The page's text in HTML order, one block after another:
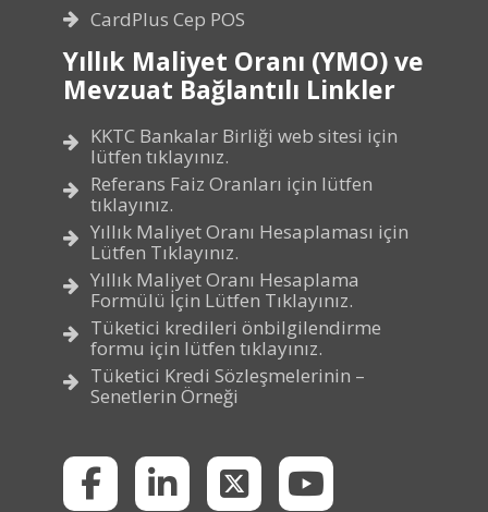
CardPlus Cep POS
Yıllık Maliyet Oranı (YMO) ve
Mevzuat Bağlantılı Linkler
KKTC Bankalar Birliği web sitesi için
lütfen tıklayınız.
Referans Faiz Oranları için lütfen
tıklayınız.
Yıllık Maliyet Oranı Hesaplaması için
Lütfen Tıklayınız.
Yıllık Maliyet Oranı Hesaplama
Formülü İçin Lütfen Tıklayınız.
Tüketici kredileri önbilgilendirme
formu için lütfen tıklayınız.
Tüketici Kredi Sözleşmelerinin –
Senetlerin Örneği